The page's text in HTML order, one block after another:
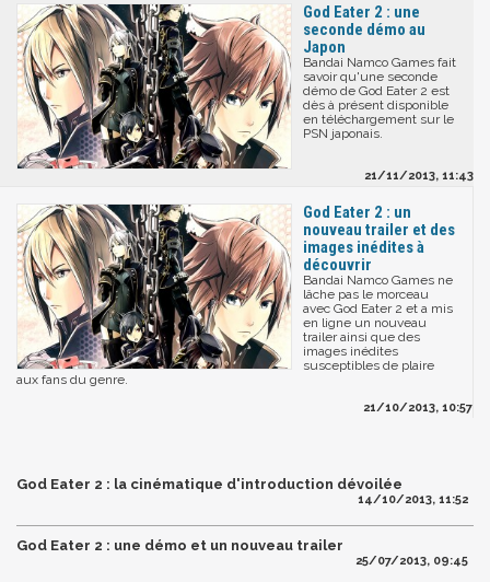
God Eater 2 : une
seconde démo au
Japon
Bandai Namco Games fait
savoir qu'une seconde
démo de God Eater 2 est
dès à présent disponible
en téléchargement sur le
PSN japonais.
21/11/2013, 11:43
God Eater 2 : un
nouveau trailer et des
images inédites à
découvrir
Bandai Namco Games ne
lâche pas le morceau
avec God Eater 2 et a mis
en ligne un nouveau
trailer ainsi que des
images inédites
susceptibles de plaire
aux fans du genre.
21/10/2013, 10:57
God Eater 2 : la cinématique d'introduction dévoilée
14/10/2013, 11:52
God Eater 2 : une démo et un nouveau trailer
25/07/2013, 09:45